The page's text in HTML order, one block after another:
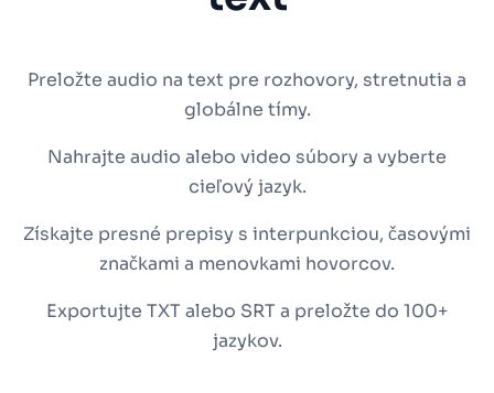
Preložte audio na text pre rozhovory, stretnutia a
globálne tímy.
Nahrajte audio alebo video súbory a vyberte
cieľový jazyk.
Získajte presné prepisy s interpunkciou, časovými
značkami a menovkami hovorcov.
Exportujte TXT alebo SRT a preložte do 100+
jazykov.